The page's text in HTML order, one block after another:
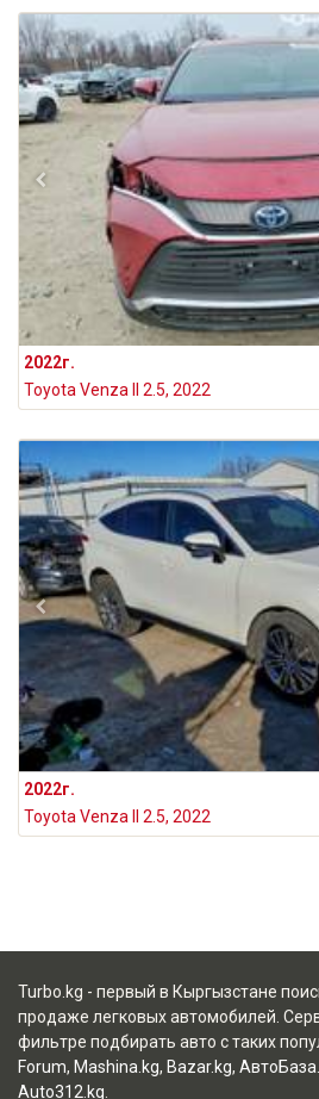
2022г.
Toyota Venza II 2.5, 2022
2022г.
Toyota Venza II 2.5, 2022
Turbo.kg - первый в Кыргызстане
продаже легковых автомобилей.
фильтре подбирать авто с таких
Forum, Mashina.kg, Bazar.kg,
Auto312.kg